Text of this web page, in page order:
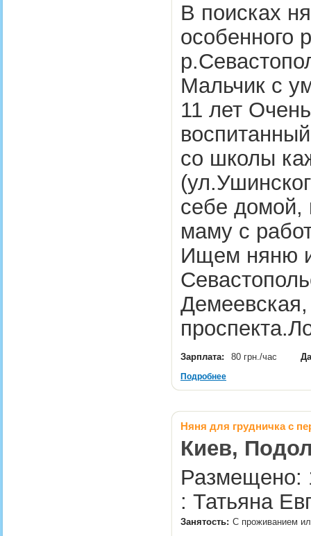
В поисках
особенного
Мальчик с
11 лет
со школы
себе домой,
маму с
Ищем няню
Зарплата: 80 грн./час
Подробнее
Няня для грудничка с
Киев,
Размещено:
: Татьяна
Занятость: С проживанием